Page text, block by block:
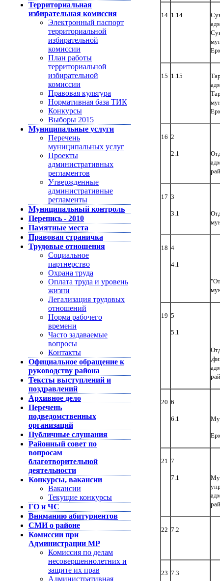
Территориальная
избирательная комиссия
Электронный паспорт
территориальной
избирательной
комиссии
План работы
территориальной
избирательной
комиссии
Правовая культура
Нормативная база ТИК
Конкурсы
Выборы 2015
Муниципальные услуги
Перечень
муниципальных услуг
Проекты
административных
регламентов
Утвержденные
административные
регламенты
Муниципальный контроль
Перепись - 2010
Памятные места
Правовая страничка
Трудовые отношения
Социальное
партнерство
Охрана труда
Оплата труда и уровень
жизни
Легализация трудовых
отношений
Норма рабочего
времени
Часто задаваемые
вопросы
Контакты
Официальное обращение к
руководству района
Тексты выступлений и
поздравлений
Архивное дело
Перечень
подведомственных
организаций
Публичные слушания
Районный совет по
вопросам
благотворительной
деятельности
Конкурсы, вакансии
Вакансии
Текущие конкурсы
ГО и ЧС
Вниманию абитуриентов
СМИ о районе
Комиссии при
Администрации МР
Комиссия по делам
несовершеннолетних и
защите их прав
Административная
14 1.14
15 1.15
16 2
2.1
17 3
3.1
18 4
4.1
19 5
5.1
20 6
6.1
21 7
7.1
22 7.2
23 7.3